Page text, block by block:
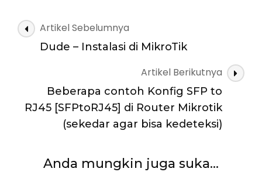
Navigasi
Artikel
Artikel Sebelumnya
Dude – Instalasi di MikroTik
Artikel Berikutnya
Beberapa contoh Konfig SFP to
RJ45 [SFPtoRJ45] di Router Mikrotik
(sekedar agar bisa kedeteksi)
Anda mungkin juga suka...